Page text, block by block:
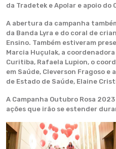
da Tradetek e Apolar e apoio do
A abertura da campanha
da Banda Lyra e do coral de
Ensino. Também estiveram
Marcia Huçulak, a
Curitiba, Rafaela Lupion, o
em Saúde, Cleverson Fragoso
de Estado de Saúde, Elaine
A Campanha Outubro Rosa
ações que irão se estender